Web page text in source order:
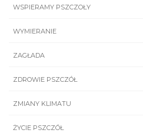
WSPIERAMY PSZCZOŁY
WYMIERANIE
ZAGŁADA
ZDROWIE PSZCZÓŁ
ZMIANY KLIMATU
ŻYCIE PSZCZÓŁ